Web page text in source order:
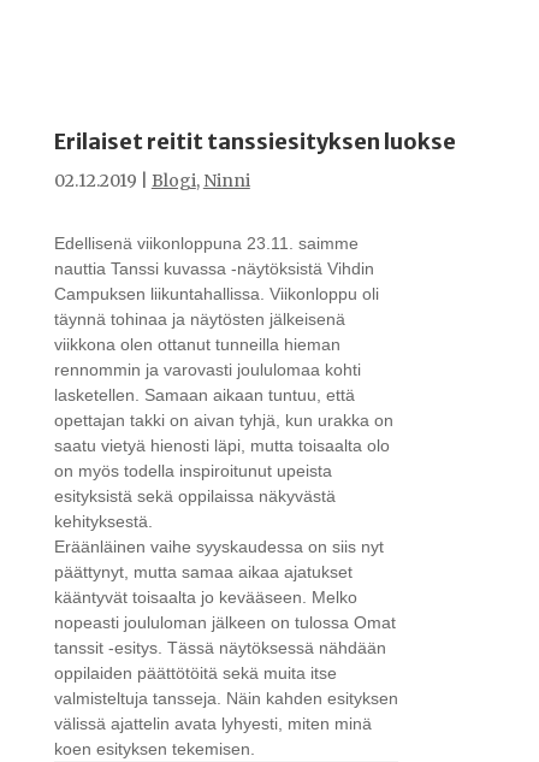
Erilaiset reitit tanssiesityksen luokse
02.12.2019 Blogi, Ninni
Edellisenä viikonloppuna 23.11. saimme
nauttia Tanssi kuvassa -näytöksistä Vihdin
Campuksen liikuntahallissa. Viikonloppu oli
täynnä tohinaa ja näytösten jälkeisenä
viikkona olen ottanut tunneilla hieman
rennommin ja varovasti joululomaa kohti
lasketellen. Samaan aikaan tuntuu, että
opettajan takki on aivan tyhjä, kun urakka on
saatu vietyä hienosti läpi, mutta toisaalta olo
on myös todella inspiroitunut upeista
esityksistä sekä oppilaissa näkyvästä
kehityksestä.
Eräänläinen vaihe syyskaudessa on siis nyt
päättynyt, mutta samaa aikaa ajatukset
kääntyvät toisaalta jo kevääseen. Melko
nopeasti joululoman jälkeen on tulossa Omat
tanssit -esitys. Tässä näytöksessä nähdään
oppilaiden päättötöitä sekä muita itse
valmisteltuja tansseja. Näin kahden esityksen
välissä ajattelin avata lyhyesti, miten minä
koen esityksen tekemisen.